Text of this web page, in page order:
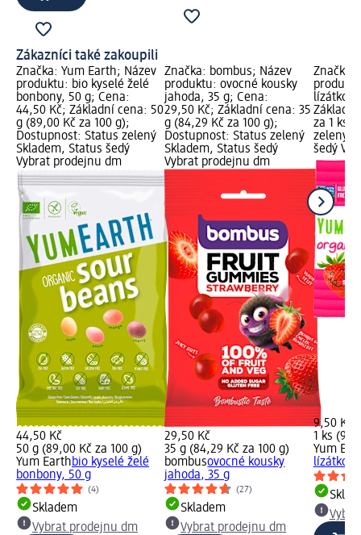
Zákazníci také zakoupili
Značka: Yum Earth; Název
produktu: bio kyselé želé
bonbony, 50 g; Cena:
44,50 Kč; Základní cena: 50
g (89,00 Kč za 100 g);
Dostupnost: Status zelený
Skladem, Status šedý
Vybrat prodejnu dm
44,50 Kč
50 g (89,00 Kč za 100 g)
Yum Earthbio kyselé želé
bonbony, 50 g
(4)
Skladem
Vybrat prodejnu dm
Značka: bombus; Název
produktu: ovocné kousky
jahoda, 35 g; Cena:
29,50 Kč; Základní cena: 35
g (84,29 Kč za 100 g);
Dostupnost: Status zelený
Skladem, Status šedý
Vybrat prodejnu dm
29,50 Kč
35 g (84,29 Kč za 100 g)
bombusovocné kousky
jahoda, 35 g
(27)
Skladem
Vybrat prodejnu dm
Značka:
lízátko,
Základní
za 1
zelený
šedý
9,50 Kč
1 ks
Yum
lízátko,